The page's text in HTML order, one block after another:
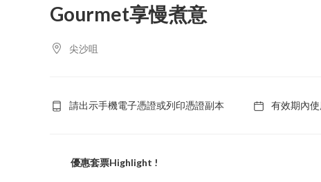
Gourmet享慢煮意
尖沙咀
請出示手機電子憑證或列印憑證副本 有效期內使
優惠套票Highlight !